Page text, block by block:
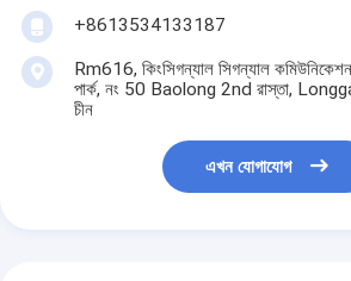
+8613534133187
Rm616, কিংসিগন্যাল সিগন্যাল কমিউনিকেশন
পার্ক, নং 50 Baolong 2nd রাস্তা,
চীন
এখন যোগাযোগ